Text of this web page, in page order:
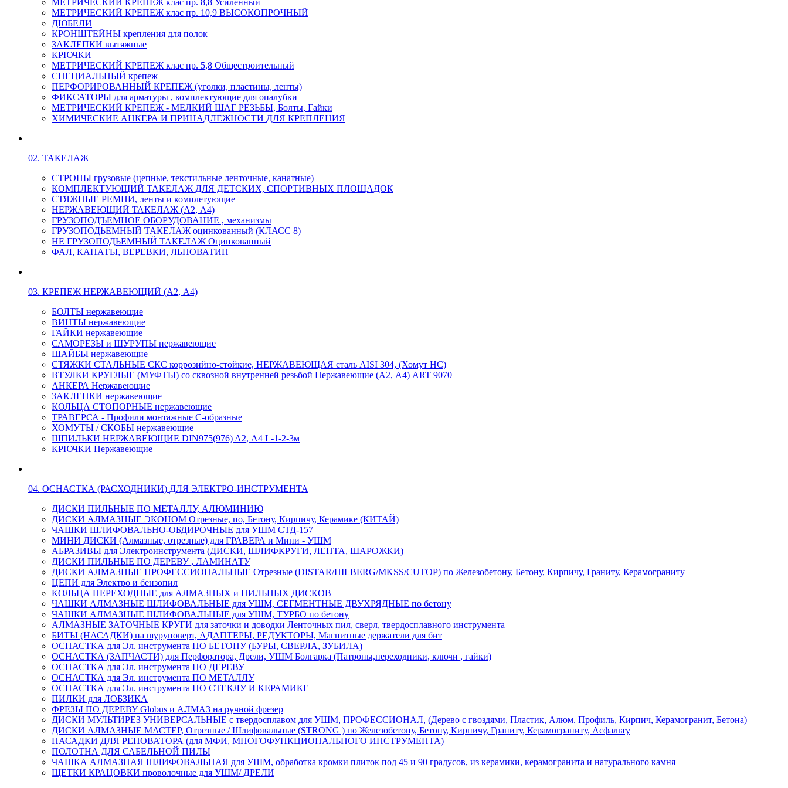
МЕТРИЧЕСКИЙ КРЕПЕЖ клас пр. 8,8 Усиленный
МЕТРИЧЕСКИЙ КРЕПЕЖ клас пр. 10,9 ВЫСОКОПРОЧНЫЙ
ДЮБЕЛИ
КРОНШТЕЙНЫ крепления для полок
ЗАКЛЕПКИ вытяжные
КРЮЧКИ
МЕТРИЧЕСКИЙ КРЕПЕЖ клас пр. 5,8 Общестроительный
СПЕЦИАЛЬНЫЙ крепеж
ПЕРФОРИРОВАННЫЙ КРЕПЕЖ (уголки, пластины, ленты)
ФИКСАТОРЫ для арматуры , комплектующие для опалубки
МЕТРИЧЕСКИЙ КРЕПЕЖ - МЕЛКИЙ ШАГ РЕЗЬБЫ, Болты, Гайки
ХИМИЧЕСКИЕ АНКЕРА И ПРИНАДЛЕЖНОСТИ ДЛЯ КРЕПЛЕНИЯ
02. ТАКЕЛАЖ
СТРОПЫ грузовые (цепные, текстильные ленточные, канатные)
КОМПЛЕКТУЮЩИЙ ТАКЕЛАЖ ДЛЯ ДЕТСКИХ, СПОРТИВНЫХ ПЛОЩАДОК
СТЯЖНЫЕ РЕМНИ, ленты и комплетующие
НЕРЖАВЕЮЩИЙ ТАКЕЛАЖ (А2, А4)
ГРУЗОПОДЪЕМНОЕ ОБОРУДОВАНИЕ , механизмы
ГРУЗОПОДЬЕМНЫЙ ТАКЕЛАЖ оцинкованный (КЛАСС 8)
НЕ ГРУЗОПОДЬЕМНЫЙ ТАКЕЛАЖ Оцинкованный
ФАЛ, КАНАТЫ, ВЕРЕВКИ, ЛЬНОВАТИН
03. КРЕПЕЖ НЕРЖАВЕЮЩИЙ (А2, А4)
БОЛТЫ нержавеющие
ВИНТЫ нержавеющие
ГАЙКИ нержавеющие
САМОРЕЗЫ и ШУРУПЫ нержавеющие
ШАЙБЫ нержавеющие
СТЯЖКИ СТАЛЬНЫЕ СКС коррозийно-стойкие, НЕРЖАВЕЮЩАЯ сталь AISI 304, (Хомут НС)
ВТУЛКИ КРУГЛЫЕ (МУФТЫ) со сквозной внутренней резьбой Нержавеющие (А2, А4) ART 9070
АНКЕРА Нержавеющие
ЗАКЛЕПКИ нержавеющие
КОЛЬЦА СТОПОРНЫЕ нержавеющие
ТРАВЕРСА - Профили монтажные С-образные
ХОМУТЫ / СКОБЫ нержавеющие
ШПИЛЬКИ НЕРЖАВЕЮЩИЕ DIN975(976) A2, А4 L-1-2-3м
КРЮЧКИ Нержавеющие
04. ОСНАСТКА (РАСХОДНИКИ) ДЛЯ ЭЛЕКТРО-ИНСТРУМЕНТА
ДИСКИ ПИЛЬНЫЕ ПО МЕТАЛЛУ, АЛЮМИНИЮ
ДИСКИ АЛМАЗНЫЕ ЭКОНОМ Отрезные, по, Бетону, Кирпичу, Керамике (КИТАЙ)
ЧАШКИ ШЛИФОВАЛЬНО-ОБДИРОЧНЫЕ для УШМ СТД-157
МИНИ ДИСКИ (Алмазные, отрезные) для ГРАВЕРА и Мини - УШМ
АБРАЗИВЫ для Электроинструмента (ДИСКИ, ШЛИФКРУГИ, ЛЕНТА, ШАРОЖКИ)
ДИСКИ ПИЛЬНЫЕ ПО ДЕРЕВУ , ЛАМИНАТУ
ДИСКИ АЛМАЗНЫЕ ПРОФЕССИОНАЛЬНЫЕ Отрезные (DISTAR/HILBERG/MKSS/CUTOP) по Железобетону, Бетону, Кирпичу, Граниту, Керамограниту
ЦЕПИ для Электро и бензопил
КОЛЬЦА ПЕРЕХОДНЫЕ для АЛМАЗНЫХ и ПИЛЬНЫХ ДИСКОВ
ЧАШКИ АЛМАЗНЫЕ ШЛИФОВАЛЬНЫЕ для УШМ, СЕГМЕНТНЫЕ ДВУХРЯДНЫЕ по бетону
ЧАШКИ АЛМАЗНЫЕ ШЛИФОВАЛЬНЫЕ для УШМ, ТУРБО по бетону
АЛМАЗНЫЕ ЗАТОЧНЫЕ КРУГИ для заточки и доводки Ленточных пил, сверл, твердосплавного инструмента
БИТЫ (НАСАДКИ) на шуруповерт, АДАПТЕРЫ, РЕДУКТОРЫ, Магнитные держатели для бит
ОСНАСТКА для Эл. инструмента ПО БЕТОНУ (БУРЫ, СВЕРЛА, ЗУБИЛА)
ОСНАСТКА (ЗАПЧАСТИ) для Перфоратора, Дрели, УШМ Болгарка (Патроны,переходники, ключи , гайки)
ОСНАСТКА для Эл. инструмента ПО ДЕРЕВУ
ОСНАСТКА для Эл. инструмента ПО МЕТАЛЛУ
ОСНАСТКА для Эл. инструмента ПО СТЕКЛУ И КЕРАМИКЕ
ПИЛКИ для ЛОБЗИКА
ФРЕЗЫ ПО ДЕРЕВУ Globus и АЛМАЗ на ручной фрезер
ДИСКИ МУЛЬТИРЕЗ УНИВЕРСАЛЬНЫЕ с твердосплавом для УШМ, ПРОФЕССИОНАЛ, (Дерево с гвоздями, Пластик, Алюм. Профиль, Кирпич, Керамогранит, Бетона)
ДИСКИ АЛМАЗНЫЕ МАСТЕР, Отрезные / Шлифовальные (STRONG ) по Железобетону, Бетону, Кирпичу, Граниту, Керамограниту, Асфальту
НАСАДКИ ДЛЯ РЕНОВАТОРА (для МФИ, МНОГОФУНКЦИОНАЛЬНОГО ИНСТРУМЕНТА)
ПОЛОТНА ДЛЯ САБЕЛЬНОЙ ПИЛЫ
ЧАШКА АЛМАЗНАЯ ШЛИФОВАЛЬНАЯ для УШМ, обработка кромки плиток под 45 и 90 градусов, из керамики, керамогранита и натурального камня
ЩЕТКИ КРАЦОВКИ проволочные для УШМ/ ДРЕЛИ